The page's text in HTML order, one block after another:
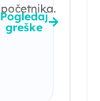
početnika.
Pogledaj
greške